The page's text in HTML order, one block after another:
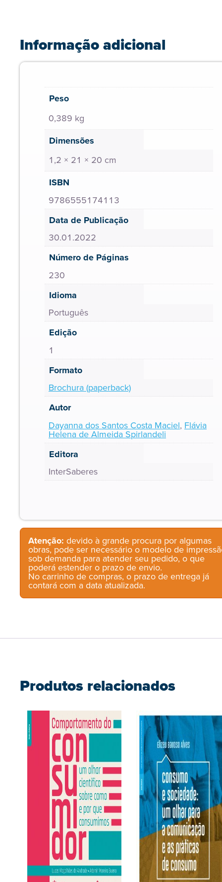
Informação adicional
Peso
0,389 kg
Dimensões
1,2 × 21 × 20 cm
ISBN
9786555174113
Data de Publicação
30.01.2022
Número de Páginas
230
Idioma
Português
Edição
1
Formato
Brochura (paperback)
Autor
Dayanna dos Santos Costa Maciel, Flávia
Helena de Almeida Spirlandeli
Editora
InterSaberes
Atenção: devido à grande procura por algumas
obras, pode ser necessário o modelo de
sob demanda para atender seu pedido, o que
poderá estender o prazo de envio.
No carrinho de compras, o prazo de entrega já
contará com a data atualizada.
Produtos relacionados